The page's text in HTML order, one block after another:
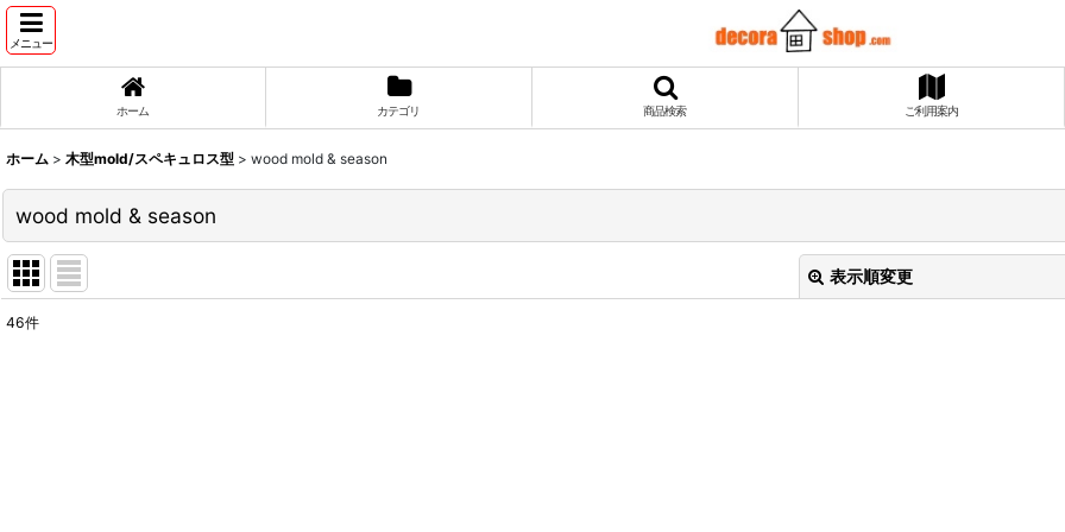
メニュー
ホーム カテゴリ 商品検索 ご利用案内
ホーム > 木型mold/スペキュロス型 > wood mold & season
wood mold & season
表示順変更
46件